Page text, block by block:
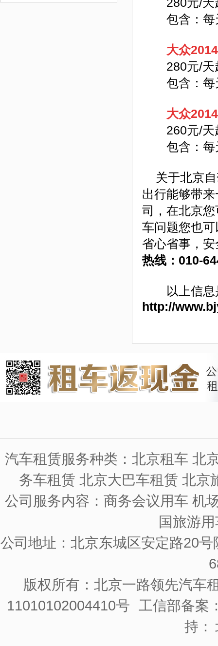
包含：每
大众
280元/天
包含：每
大众
260元/天
包含：每
关于北京自
出行能够带
司，在北京
车问题您也
省心省事，
热线 ：010-
以上信息
http://
汽车租赁服务种类：北京租车 北
务车租赁 北京大巴车租赁 北京
公司服务内容：商务会议用车 机
国旅游
公司地址：北京东城区安定路20
版权所有：北京一路领先汽车
11010102004410号 工信部备案
持：